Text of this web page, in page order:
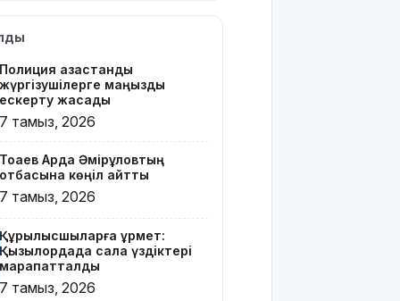
Z белгісі
киген
жолаушы
қызу
талқыға
Президент
Солтүстік
облысының
90
жылдығымен
құттықтады
Полиция қазақстандық
жүргізушілерге маңызды
ескерту жасады
7 тамыз, 2026
Тоқаев Ардақ Әмірқұловтың
отбасына көңіл айтты
7 тамыз, 2026
Құрылысшыларға құрмет:
Қызылордада сала үздіктері
марапатталды
7 тамыз, 2026